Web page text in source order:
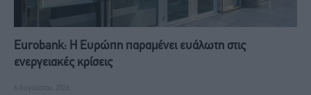
Eurobank: Η Ευρώπη παραμένει ευάλωτη στις
ενεργειακές κρίσεις
6 Αυγούστου, 2026